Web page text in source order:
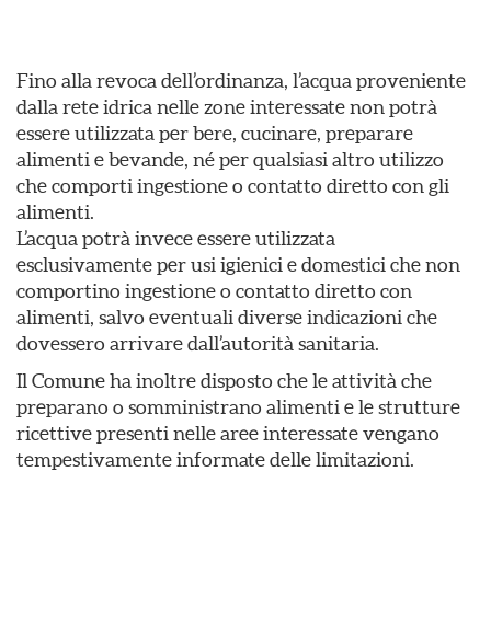
Fino alla revoca dell’ordinanza, l’acqua proveniente
dalla rete idrica nelle zone interessate non potrà
essere utilizzata per bere, cucinare, preparare
alimenti e bevande, né per qualsiasi altro utilizzo
che comporti ingestione o contatto diretto con gli
alimenti.
L’acqua potrà invece essere utilizzata
esclusivamente per usi igienici e domestici che non
comportino ingestione o contatto diretto con
alimenti, salvo eventuali diverse indicazioni che
dovessero arrivare dall’autorità sanitaria.
Il Comune ha inoltre disposto che le attività che
preparano o somministrano alimenti e le strutture
ricettive presenti nelle aree interessate vengano
tempestivamente informate delle limitazioni.